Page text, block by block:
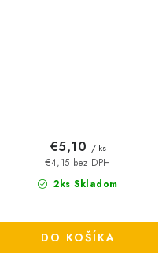
2ks Skladom
€4,15 bez DPH
€5,10 / ks
DO KOŠÍKA